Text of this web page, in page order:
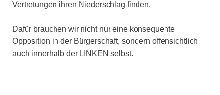
Vertretungen ihren Niederschlag finden.
Dafür brauchen wir nicht nur eine konsequente
Opposition in der Bürgerschaft, sondern offensichtlich
auch innerhalb der LINKEN selbst.